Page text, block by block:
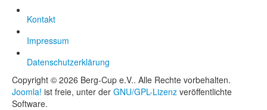
Kontakt
Impressum
Datenschutzerklärung
Copyright © 2026 Berg-Cup e.V.. Alle Rechte vorbehalten.
Joomla! ist freie, unter der GNU/GPL-Lizenz veröffentlichte
Software.